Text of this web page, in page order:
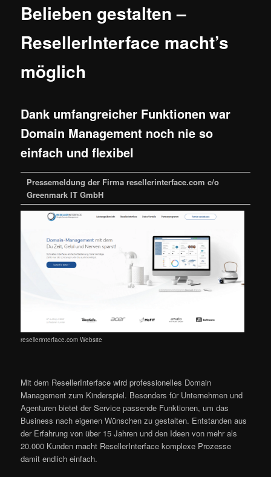
Belieben gestalten –
ResellerInterface macht’s
möglich
Dank umfangreicher Funktionen war
Domain Management noch nie so
einfach und flexibel
Pressemeldung der Firma resellerinterface.com c/o
Greenmark IT GmbH
resellerinterface.com Website
Mit dem ResellerInterface wird professionelles Domain
Management zum Kinderspiel. Besonders für Unternehmen und
Agenturen bietet der Service passende Funktionen, um das
Business nach eigenen Wünschen zu gestalten. Entstanden aus
der Erfahrung von über 15 Jahren und den Ideen von mehr als
20.000 Kunden macht ResellerInterface komplexe Prozesse
damit endlich einfach.